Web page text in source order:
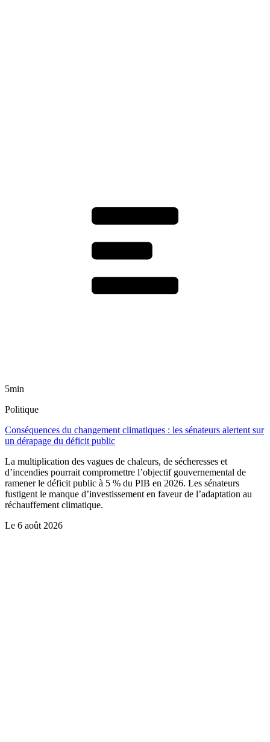
5min
Politique
Conséquences du changement climatiques : les sénateurs alertent sur
un dérapage du déficit public
La multiplication des vagues de chaleurs, de sécheresses et
d’incendies pourrait compromettre l’objectif gouvernemental de
ramener le déficit public à 5 % du PIB en 2026. Les sénateurs
fustigent le manque d’investissement en faveur de l’adaptation au
réchauffement climatique.
Le 6 août 2026